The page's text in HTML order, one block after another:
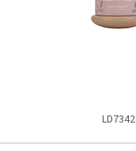
LD7342